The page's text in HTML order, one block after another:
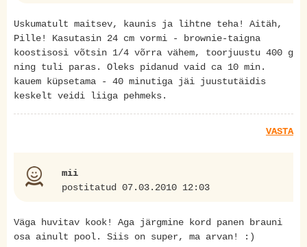
Uskumatult maitsev, kaunis ja lihtne teha! Aitäh,
Pille! Kasutasin 24 cm vormi - brownie-taigna
koostisosi võtsin 1/4 võrra vähem, toorjuustu 400 g
ning tuli paras. Oleks pidanud vaid ca 10 min.
kauem küpsetama - 40 minutiga jäi juustutäidis
keskelt veidi liiga pehmeks.
VASTA
mii
postitatud 07.03.2010 12:03
Väga huvitav kook! Aga järgmine kord panen brauni
osa ainult pool. Siis on super, ma arvan! :)